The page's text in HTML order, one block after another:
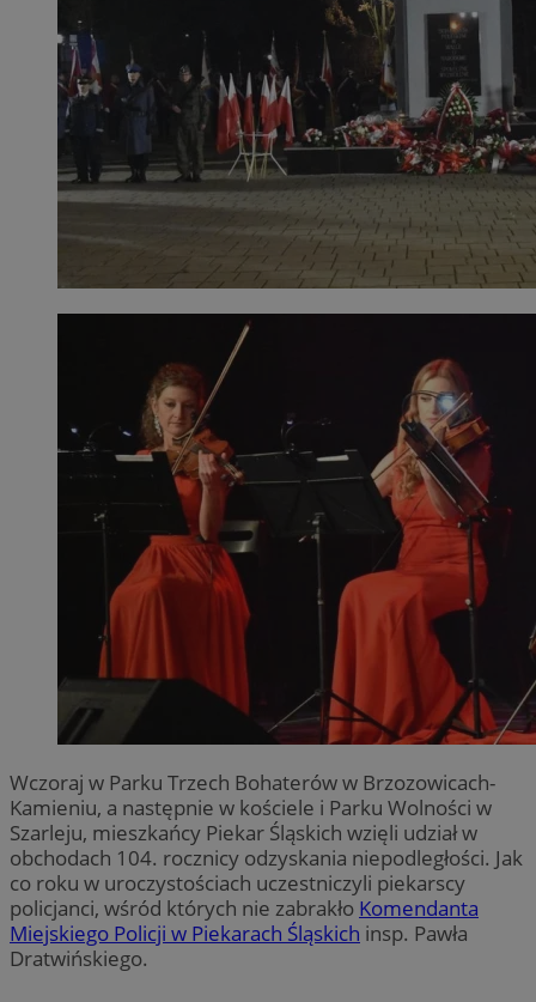
Wczoraj w Parku Trzech Bohaterów w Brzozowicach-
Kamieniu, a następnie w kościele i Parku Wolności w
Szarleju, mieszkańcy Piekar Śląskich wzięli udział w
obchodach 104. rocznicy odzyskania niepodległości. Jak
co roku w uroczystościach uczestniczyli piekarscy
policjanci, wśród których nie zabrakło Komendanta
Miejskiego Policji w Piekarach Śląskich insp. Pawła
Dratwińskiego.